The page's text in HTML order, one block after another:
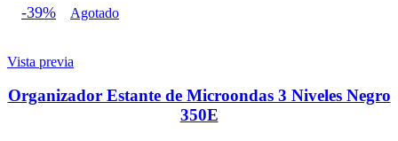
-39% Agotado
Vista previa
Organizador Estante de Microondas 3 Niveles Negro
350E